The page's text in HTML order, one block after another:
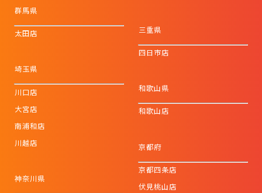
群馬県
太田店
埼玉県
川口店
大宮店
南浦和店
川越店
神奈川県
三重県
四日市店
和歌山県
和歌山店
京都府
京都四条店
伏見桃山店